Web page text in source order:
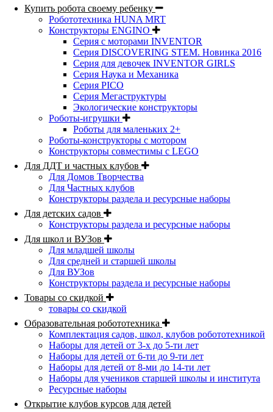
Купить робота своему ребенку
Робототехника HUNA MRT
Конструкторы ENGINO
Серия с моторами INVENTOR
Серия DISCOVERING STEM. Новинка 2016
Серия для девочек INVENTOR GIRLS
Серия Наука и Механика
Серия PICO
Серия Мегаструктуры
Экологические конструкторы
Роботы-игрушки
Роботы для маленьких 2+
Роботы-конструкторы с мотором
Конструкторы совместимы с LEGO
Для ДДТ и частных клубов
Для Домов Творчества
Для Частных клубов
Конструкторы раздела и ресурсные наборы
Для детских садов
Конструкторы раздела и ресурсные наборы
Для школ и ВУЗов
Для младшей школы
Для средней и старшей школы
Для ВУЗов
Конструкторы раздела и ресурсные наборы
Товары со скидкой
товары со скидкой
Образовательная робототехника
Комплектация садов, школ, клубов робототехникой
Наборы для детей от 3-х до 5-ти лет
Наборы для детей от 6-ти до 9-ти лет
Наборы для детей от 8-ми до 14-ти лет
Наборы для учеников старшей школы и института
Ресурсные наборы
Открытие клубов курсов для детей